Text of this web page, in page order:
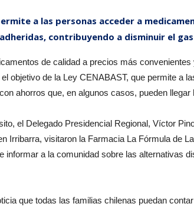
a las personas acceder a
contribuyendo a disminuir el
de calidad a precios más convenientes
objetivo de la Ley CENABAST, que permite a
ahorros que, en algunos casos, pueden
el Delegado Presidencial Regional, Víctor
Irribarra, visitaron la Farmacia La Fórmula de
informar a la comunidad sobre las alternativas
que todas las familias chilenas puedan